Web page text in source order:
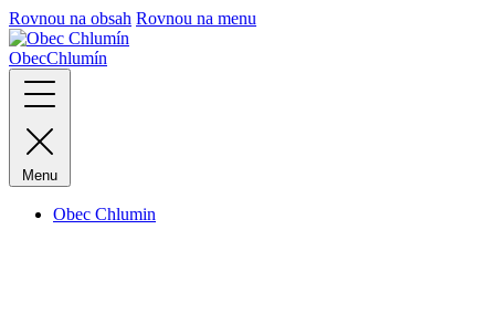
Rovnou na obsah Rovnou na menu
ObecChlumín
Menu
Obec Chlumin